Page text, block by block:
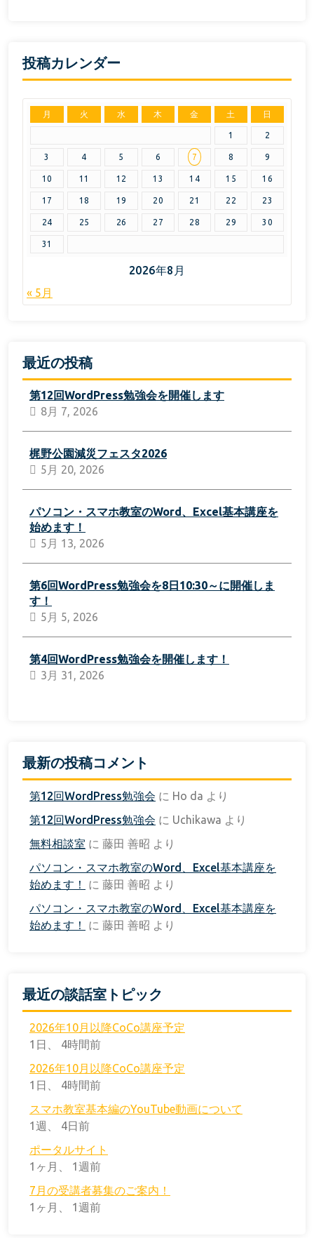
投稿カレンダー
2026年8月
月 火 水 木 金 土 日
1 2
3 4 5 6 7 8 9
10 11 12 13 14 15 16
17 18 19 20 21 22 23
24 25 26 27 28 29 30
31
« 5月
最近の投稿
第12回WordPress勉強会を開催します
8月 7, 2026
梶野公園減災フェスタ2026
5月 20, 2026
パソコン・スマホ教室のWord、Excel基本講座を
始めます！
5月 13, 2026
第6回WordPress勉強会を8日10:30～に開催しま
す！
5月 5, 2026
第4回WordPress勉強会を開催します！
3月 31, 2026
最新の投稿コメント
第12回WordPress勉強会 に Ho da より
第12回WordPress勉強会 に Uchikawa より
無料相談室 に 藤田 善昭 より
パソコン・スマホ教室のWord、Excel基本講座を
始めます！
に 藤田 善昭 より
パソコン・スマホ教室のWord、Excel基本講座を
始めます！
に 藤田 善昭 より
最近の談話室トピック
2026年10月以降CoCo講座予定
1日、 4時間前
2026年10月以降CoCo講座予定
1日、 4時間前
スマホ教室基本編のYouTube動画について
1週、 4日前
ポータルサイト
1ヶ月、 1週前
7月の受講者募集のご案内！
1ヶ月、 1週前